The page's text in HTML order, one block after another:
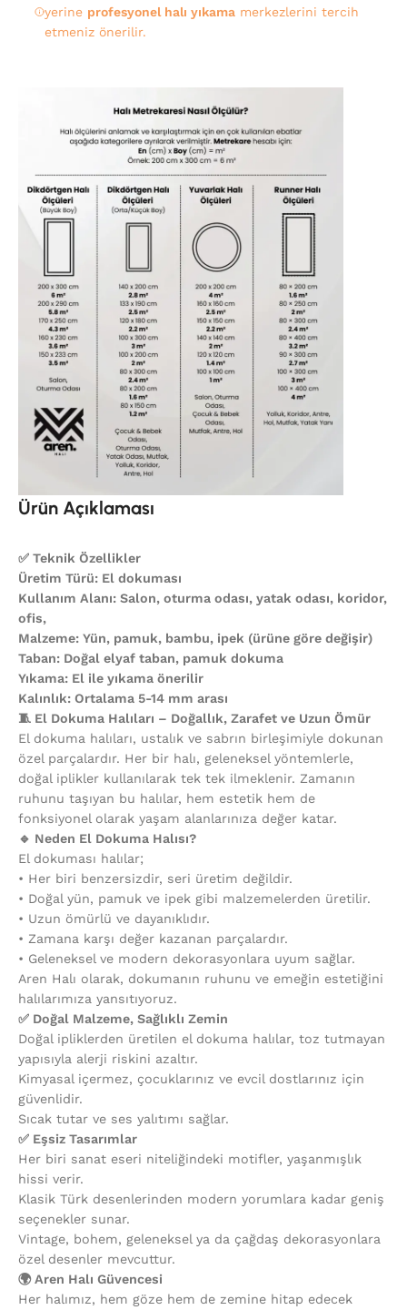
yerine profesyonel halı yıkamamerkezlerini tercih
etmeniz önerilir.
Ürün Açıklaması
✅ Teknik Özellikler
Üretim Türü: El dokuması
Kullanım Alanı: Salon, oturma odası, yatak odası, koridor,
ofis,
Malzeme: Yün, pamuk, bambu, ipek (ürüne göre değişir)
Taban: Doğal elyaf taban, pamuk dokuma
Yıkama: El ile yıkama önerilir
Kalınlık: Ortalama 5-14 mm arası
🧵 El Dokuma Halıları – Doğallık, Zarafet ve Uzun Ömür
El dokuma halıları, ustalık ve sabrın birleşimiyle dokunan
özel parçalardır. Her bir halı, geleneksel yöntemlerle,
doğal iplikler kullanılarak tek tek ilmeklenir. Zamanın
ruhunu taşıyan bu halılar, hem estetik hem de
fonksiyonel olarak yaşam alanlarınıza değer katar.
🔹 Neden El Dokuma Halısı?
El dokuması halılar;
•⁠ ⁠Her biri benzersizdir, seri üretim değildir.
•⁠ ⁠Doğal yün, pamuk ve ipek gibi malzemelerden üretilir.
•⁠ ⁠Uzun ömürlü ve dayanıklıdır.
•⁠ ⁠Zamana karşı değer kazanan parçalardır.
•⁠ ⁠Geleneksel ve modern dekorasyonlara uyum sağlar.
Aren Halı olarak, dokumanın ruhunu ve emeğin estetiğini
halılarımıza yansıtıyoruz.
✅ Doğal Malzeme, Sağlıklı Zemin
Doğal ipliklerden üretilen el dokuma halılar, toz tutmayan
yapısıyla alerji riskini azaltır.
Kimyasal içermez, çocuklarınız ve evcil dostlarınız için
güvenlidir.
Sıcak tutar ve ses yalıtımı sağlar.
✅ Eşsiz Tasarımlar
Her biri sanat eseri niteliğindeki motifler, yaşanmışlık
hissi verir.
Klasik Türk desenlerinden modern yorumlara kadar geniş
seçenekler sunar.
Vintage, bohem, geleneksel ya da çağdaş dekorasyonlara
özel desenler mevcuttur.
🌍 Aren Halı Güvencesi
Her halımız, hem göze hem de zemine hitap edecek